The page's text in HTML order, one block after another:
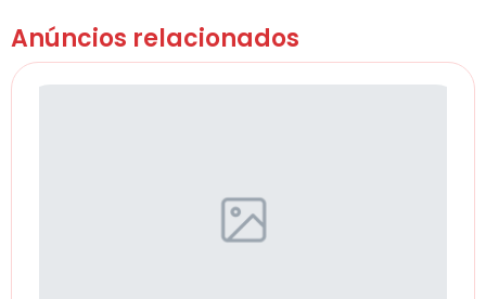
Anúncios relacionados